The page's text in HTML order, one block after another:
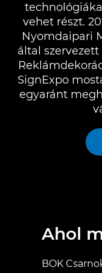
vehet részt.
Nyomdaipari
által szervezett
SignExpo
egyaránt
Ahol
BOK